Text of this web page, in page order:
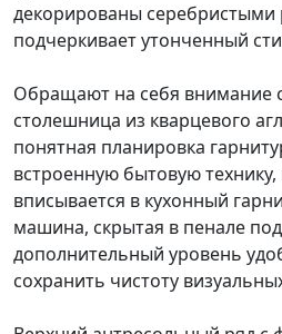
декорированы серебристыми
подчеркивает утонченный
Обращают на себя внимание
столешница из кварцевого
понятная планировка
встроенную бытовую
вписывается в кухонный
машина, скрытая в пенале
дополнительный уровень
сохранить чистоту